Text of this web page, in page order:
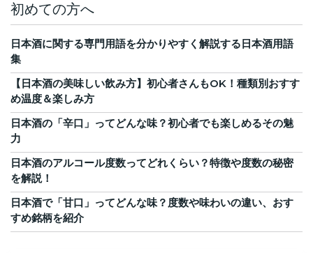
初めての方へ
日本酒に関する専門用語を分かりやすく解説する日本酒用語
集
【日本酒の美味しい飲み方】初心者さんもOK！種類別おすす
め温度＆楽しみ方
日本酒の「辛口」ってどんな味？初心者でも楽しめるその魅
力
日本酒のアルコール度数ってどれくらい？特徴や度数の秘密
を解説！
日本酒で「甘口」ってどんな味？度数や味わいの違い、おす
すめ銘柄を紹介